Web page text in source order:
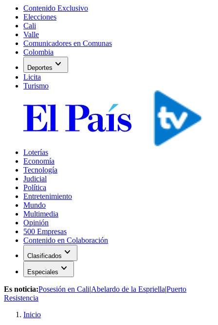
Contenido Exclusivo
Elecciones
Cali
Valle
Comunicadores en Comunas
Colombia
Deportes expand_more
Licita
Turismo
Loterías
Economía
Tecnología
Judicial
Política
Entretenimiento
Mundo
Multimedia
Opinión
500 Empresas
Contenido en Colaboración
Clasificados expand_more
Especiales expand_more
Es noticia:Posesión en Cali|Abelardo de la Espriella|Puerto
Resistencia
Inicio